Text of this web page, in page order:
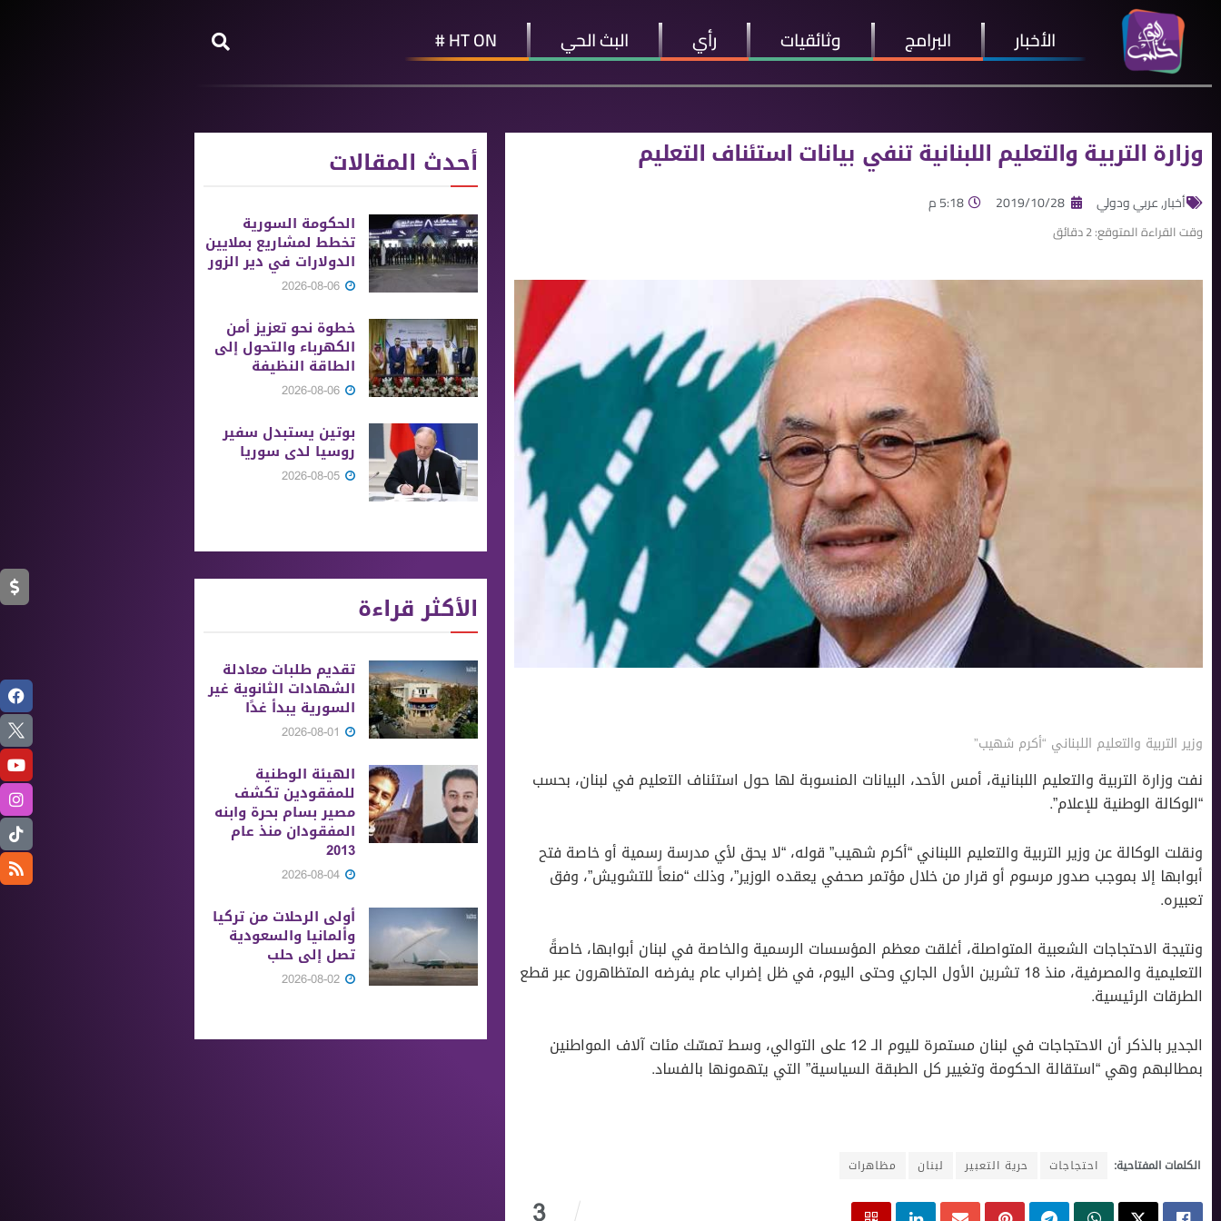
الأخبار البرامج وثائقيات رأي البث الحي HT ON #
وزارة التربية والتعليم اللبنانية تنفي بيانات استئناف التعليم
أخبار,عربي ودولي 2019/10/28 5:18 م
وقت القراءة المتوقع:2دقائق
وزير التربية والتعليم اللبناني “أكرم شهيب”
نفت وزارة التربية والتعليم اللبنانية، أمس الأحد، البيانات المنسوبة لها حول استئناف التعليم في لبنان، بحسب
“الوكالة الوطنية للإعلام”.
ونقلت الوكالة عن وزير التربية والتعليم اللبناني “أكرم شهيب” قوله، “لا يحق لأي مدرسة رسمية أو خاصة فتح
أبوابها إلا بموجب صدور مرسوم أو قرار من خلال مؤتمر صحفي يعقده الوزير”، وذلك “منعاً للتشويش”، وفق
تعبيره.
ونتيجة الاحتجاجات الشعبية المتواصلة، أغلقت معظم المؤسسات الرسمية والخاصة في لبنان أبوابها، خاصةً
التعليمية والمصرفية، منذ 18 تشرين الأول الجاري وحتى اليوم، في ظل إضراب عام يفرضه المتظاهرون عبر قطع
الطرقات الرئيسية.
الجدير بالذكر أن الاحتجاجات في لبنان مستمرة لليوم الـ 12 على التوالي، وسط تمسّك مئات آلاف المواطنين
بمطالبهم وهي “استقالة الحكومة وتغيير كل الطبقة السياسية” التي يتهمونها بالفساد.
الكلمات المفتاحية: احتجاجات حرية التعبير لبنان مظاهرات
أحدث المقالات
الحكومة السورية
تخطط لمشاريع بملايين
الدولارات في دير الزور
خطوة نحو تعزيز أمن
الكهرباء والتحول إلى
الطاقة النظيفة
بوتين يستبدل سفير
روسيا لدى سوريا
الأكثر قراءة
تقديم طلبات معادلة
الشهادات الثانوية ‏غير
السورية يبدأ غدًا
الهيئة الوطنية
للمفقودين تكشف
مصير بسام بحرة وابنه
المفقودان منذ عام
2013
أولى الرحلات من ‏تركيا
وألمانيا والسعودية
تصل إلى حلب